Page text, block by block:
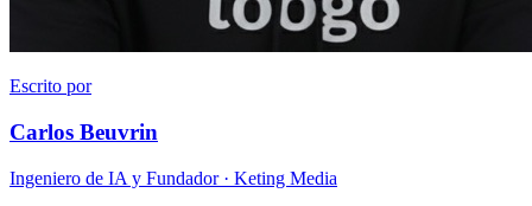
Escrito por
Carlos Beuvrin
Ingeniero de IA y Fundador· Keting Media